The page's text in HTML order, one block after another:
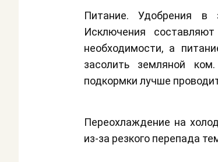
Питание. Удобрения в
Исключения
необходимости, а
засолить земляной
подкормки лучше
Переохлаждение на
из-за резкого перепада